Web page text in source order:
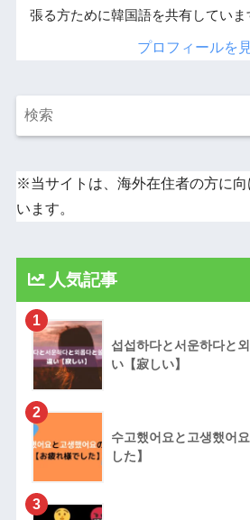
張る方ために韓国語を共有していま
プロフィールを
※当サイトは、海外在住者の方に向
います。
人気記事
1
섭섭하다と서운하다と
い【寂しい】
2
수고했어요と고생했어
した】
3